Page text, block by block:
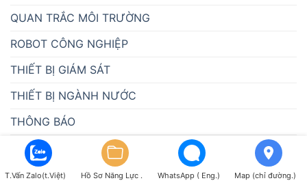
QUAN TRẮC MÔI TRƯỜNG
ROBOT CÔNG NGHIỆP
THIẾT BỊ GIÁM SÁT
THIẾT BỊ NGÀNH NƯỚC
THÔNG BÁO
TỰ ĐỘNG HÓA
TUYỂN DỤNG
T.Vấn Zalo(t.Việt) Hồ Sơ Năng Lực . WhatsApp ( Eng.) Map (chỉ đường.)